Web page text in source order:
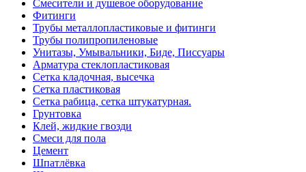
Смесители и душевое оборудование
Фитинги
Трубы металлопластиковые и фитинги
Трубы полипропиленовые
Унитазы, Умывальники, Биде, Писсуары
Арматура стеклопластиковая
Сетка кладочная, высечка
Сетка пластиковая
Сетка рабица, сетка штукатурная.
Грунтовка
Клей, жидкие гвозди
Смеси для пола
Цемент
Шпатлёвка